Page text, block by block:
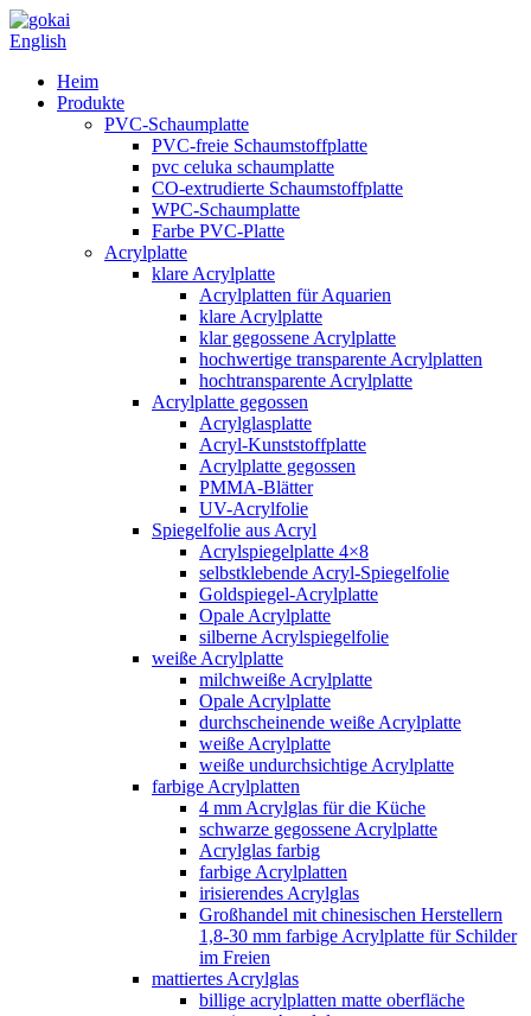
English
Heim
Produkte
PVC-Schaumplatte
PVC-freie Schaumstoffplatte
pvc celuka schaumplatte
CO-extrudierte Schaumstoffplatte
WPC-Schaumplatte
Farbe PVC-Platte
Acrylplatte
klare Acrylplatte
Acrylplatten für Aquarien
klare Acrylplatte
klar gegossene Acrylplatte
hochwertige transparente Acrylplatten
hochtransparente Acrylplatte
Acrylplatte gegossen
Acrylglasplatte
Acryl-Kunststoffplatte
Acrylplatte gegossen
PMMA-Blätter
UV-Acrylfolie
Spiegelfolie aus Acryl
Acrylspiegelplatte 4×8
selbstklebende Acryl-Spiegelfolie
Goldspiegel-Acrylplatte
Opale Acrylplatte
silberne Acrylspiegelfolie
weiße Acrylplatte
milchweiße Acrylplatte
Opale Acrylplatte
durchscheinende weiße Acrylplatte
weiße Acrylplatte
weiße undurchsichtige Acrylplatte
farbige Acrylplatten
4 mm Acrylglas für die Küche
schwarze gegossene Acrylplatte
Acrylglas farbig
farbige Acrylplatten
irisierendes Acrylglas
Großhandel mit chinesischen Herstellern
1,8-30 mm farbige Acrylplatte für Schilder
im Freien
mattiertes Acrylglas
billige acrylplatten matte oberfläche